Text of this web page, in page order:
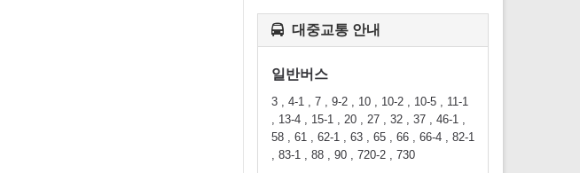
대중교통 안내
일반버스
3 , 4-1 , 7 , 9-2 , 10 , 10-2 , 10-5 , 11-1
, 13-4 , 15-1 , 20 , 27 , 32 , 37 , 46-1 ,
58 , 61 , 62-1 , 63 , 65 , 66 , 66-4 , 82-1
, 83-1 , 88 , 90 , 720-2 , 730